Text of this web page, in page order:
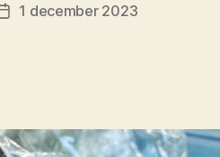
Berichtdatum
1 december 2023